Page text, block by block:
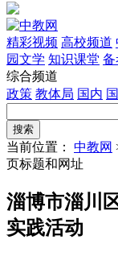
精彩视频 高校频道
园文学 知识课堂 备
综合频道
政策 教体局 国内
当前位置： 中教网
页标题和网址
淄博市淄川
实践活动